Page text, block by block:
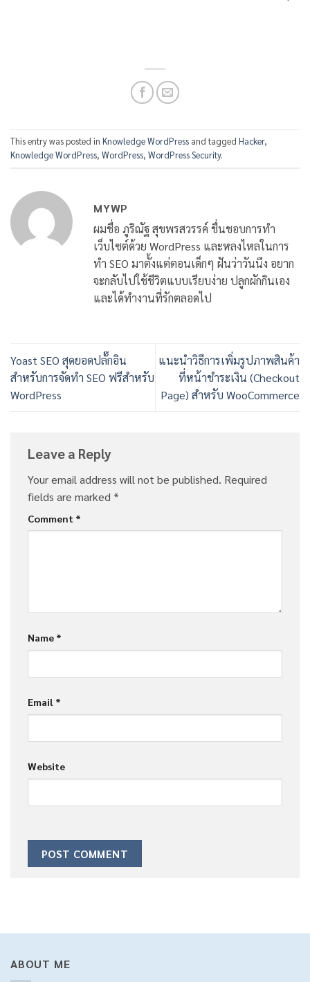
This entry was posted in Knowledge WordPress and tagged Hacker,
Knowledge WordPress, WordPress, WordPress Security.
MYWP
ผมชื่อ ภูริณัฐ สุขพรสวรรค์ ชื่นชอบการทำ
เว็บไซต์ด้วย WordPress และหลงไหลในการ
ทำ SEO มาตั้งแต่ตอนเด็กๆ ฝันว่าวันนึง อยาก
จะกลับไปใช้ชีวิตแบบเรียบง่าย ปลูกผักกินเอง
และได้ทำงานที่รักตลอดไป
Yoast SEO สุดยอดปลั๊กอิน
สำหรับการจัดทำ SEO ฟรีสำหรับ
WordPress
แนะนำวิธีการเพิ่มรูปภาพสินค้า
ที่หน้าชำระเงิน (Checkout
Page) สำหรับ WooCommerce
Leave a Reply
Your email address will not be published. Required
fields are marked *
Comment *
Name *
Email *
Website
ABOUT ME